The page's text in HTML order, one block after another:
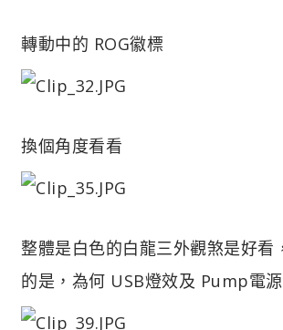
轉動中的 ROG徽標
換個角度看看
整體是白色的白龍三外觀煞是好看
的是，為何 USB燈效及 Pump電